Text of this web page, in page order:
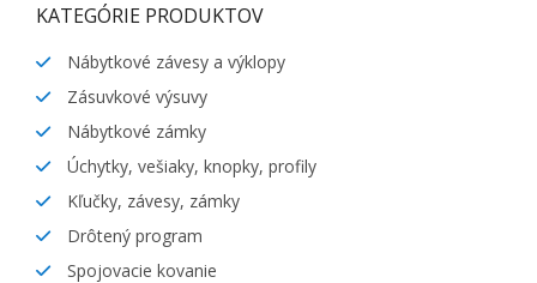
KATEGÓRIE PRODUKTOV
Nábytkové závesy a výklopy
Zásuvkové výsuvy
Nábytkové zámky
Úchytky, vešiaky, knopky, profily
Kľučky, závesy, zámky
Drôtený program
Spojovacie kovanie